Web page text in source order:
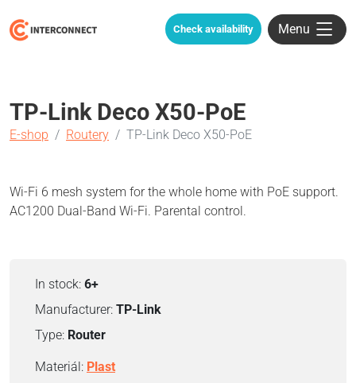
Check availability Menu
TP-Link Deco X50-PoE
E-shop Routery TP-Link Deco X50-PoE
Wi-Fi 6 mesh system for the whole home with PoE support.
AC1200 Dual-Band Wi-Fi. Parental control.
In stock: 6+
Manufacturer: TP-Link
Type: Router
Materiál: Plast